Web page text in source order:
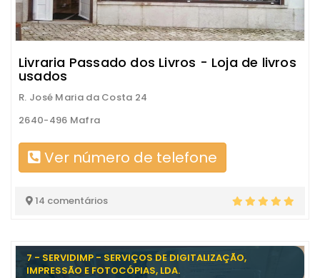
Livraria Passado dos Livros - Loja de livros
usados
R. José Maria da Costa 24
2640-496 Mafra
Ver número de telefone
14 comentários
7 - SERVIDIMP - SERVIÇOS DE DIGITALIZAÇÃO,
IMPRESSÃO E FOTOCÓPIAS, LDA.